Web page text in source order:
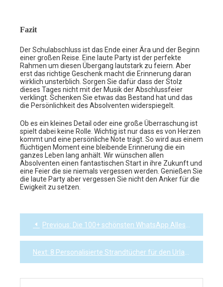
Fazit
Der Schulabschluss ist das Ende einer Ära und der Beginn
einer großen Reise. Eine laute Party ist der perfekte
Rahmen um diesen Übergang lautstark zu feiern. Aber
erst das richtige Geschenk macht die Erinnerung daran
wirklich unsterblich. Sorgen Sie dafür dass der Stolz
dieses Tages nicht mit der Musik der Abschlussfeier
verklingt. Schenken Sie etwas das Bestand hat und das
die Persönlichkeit des Absolventen widerspiegelt.
Ob es ein kleines Detail oder eine große Überraschung ist
spielt dabei keine Rolle. Wichtig ist nur dass es von Herzen
kommt und eine persönliche Note trägt. So wird aus einem
flüchtigen Moment eine bleibende Erinnerung die ein
ganzes Leben lang anhält. Wir wünschen allen
Absolventen einen fantastischen Start in ihre Zukunft und
eine Feier die sie niemals vergessen werden. Genießen Sie
die laute Party aber vergessen Sie nicht den Anker für die
Ewigkeit zu setzen.
Post
navigation
Previous: Die 100+ schönsten WhatsApp Alles Gute zum Vatertag Sprüche 2026 zum Verschicken
Next: 8 Personalisierte Strandtücher für den Urlaub: Dein Name groß drauf!